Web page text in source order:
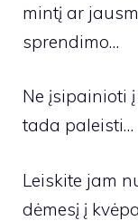
mintį ar
sprendimo…
Ne įsipainioti
tada paleisti…
Leiskite jam
dėmesį į